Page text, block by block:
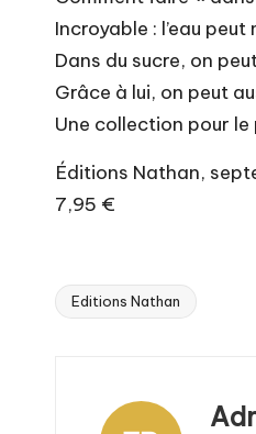
Incroyable : l’eau
Dans du sucre, on
Grâce à lui, on peut
Une collection pour
Éditions Nathan,
7,95 €
Tags:
Editions Nathan